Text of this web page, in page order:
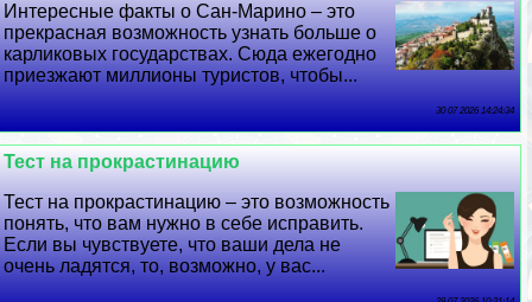
Интересные факты о Сан-Марино – это
прекрасная возможность узнать больше о
карликовых государствах. Сюда ежегодно
приезжают миллионы туристов, чтобы...
30 07 2026 14:24:34
Тест на прокрастинацию
Тест на прокрастинацию – это возможность
понять, что вам нужно в себе исправить.
Если вы чувствуете, что ваши дела не
очень ладятся, то, возможно, у вас...